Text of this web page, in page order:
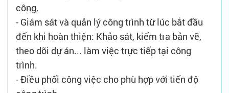
công.
- Giám sát và quản lý công trình từ lúc bắt đầu
đến khi hoàn thiện: Khảo sát, kiểm tra bản vẽ,
theo dõi dự án... làm việc trực tiếp tại công
trình.
- Điều phối công việc cho phù hợp với tiến độ